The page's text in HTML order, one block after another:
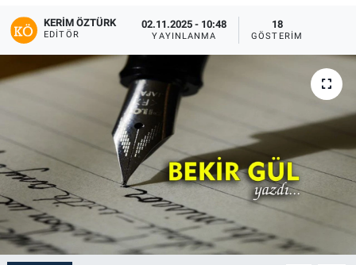
KERIM ÖZTÜRK
EDITÖR
02.11.2025 - 10:48
YAYINLANMA
18
GÖSTERIM